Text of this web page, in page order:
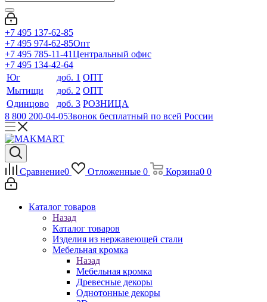
+7 495 137-62-85
+7 495 974-62-85Опт
+7 495 785-11-41Центральный офис
+7 495 134-42-64
Юг
доб. 1 ОПТ
Мытищи
доб. 2 ОПТ
Одинцово
доб. 3 РОЗНИЦА
8 800 200-04-05Звонок бесплатный по всей России
Сравнение0 Отложенные 0 Корзина0 0
Каталог товаров
Назад
Каталог товаров
Изделия из нержавеющей стали
Мебельная кромка
Назад
Мебельная кромка
Древесные декоры
Однотонные декоры